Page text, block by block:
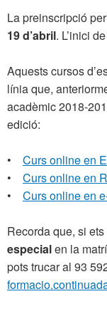
La preinscripció
19 d’abril. L’inici
Aquests cursos
línia que,
acadèmic 2018-
edició:
• Curs online en
• Curs online en
• Curs online en
Recorda que, si
especialen la
pots trucar al 93